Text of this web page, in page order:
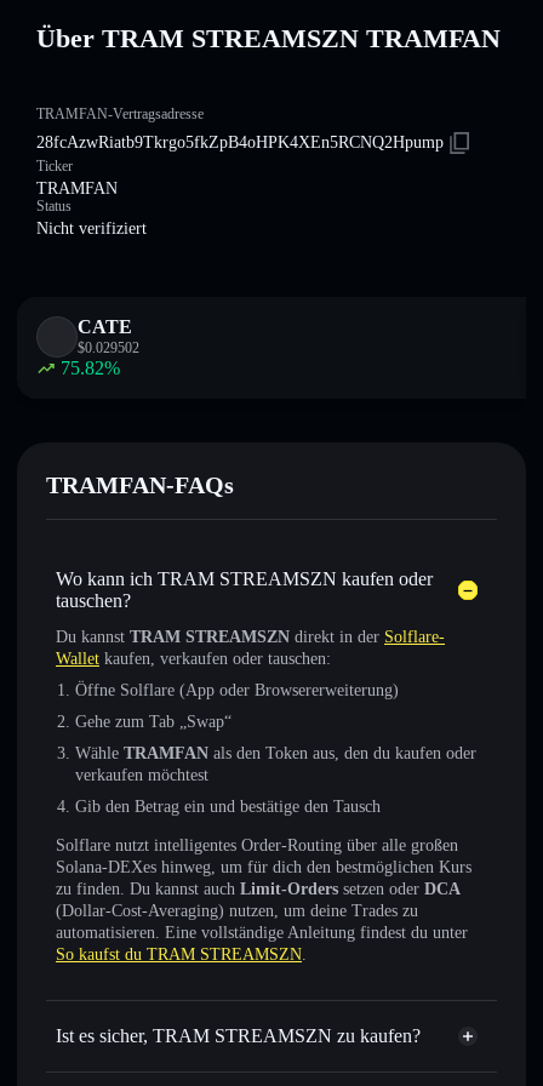
Über TRAM STREAMSZN TRAMFAN
TRAMFAN-Vertragsadresse
28fcAzwRiatb9Tkrgo5fkZpB4oHPK4XEn5RCNQ2Hpump
Ticker
TRAMFAN
Status
Nicht verifiziert
CATE
$0.029502
75.82%
TRAMFAN-FAQs
Wo kann ich TRAM STREAMSZN kaufen oder
tauschen?
Du kannst TRAM STREAMSZN direkt in der Solflare-
Wallet kaufen, verkaufen oder tauschen:
Öffne Solflare (App oder Browsererweiterung)
Gehe zum Tab „Swap“
Wähle TRAMFAN als den Token aus, den du kaufen oder
verkaufen möchtest
Gib den Betrag ein und bestätige den Tausch
Solflare nutzt intelligentes Order-Routing über alle großen
Solana-DEXes hinweg, um für dich den bestmöglichen Kurs
zu finden. Du kannst auch Limit-Orders setzen oder DCA
(Dollar-Cost-Averaging) nutzen, um deine Trades zu
automatisieren. Eine vollständige Anleitung findest du unter
So kaufst du TRAM STREAMSZN.
Ist es sicher, TRAM STREAMSZN zu kaufen?
TRAM STREAMSZN
nicht